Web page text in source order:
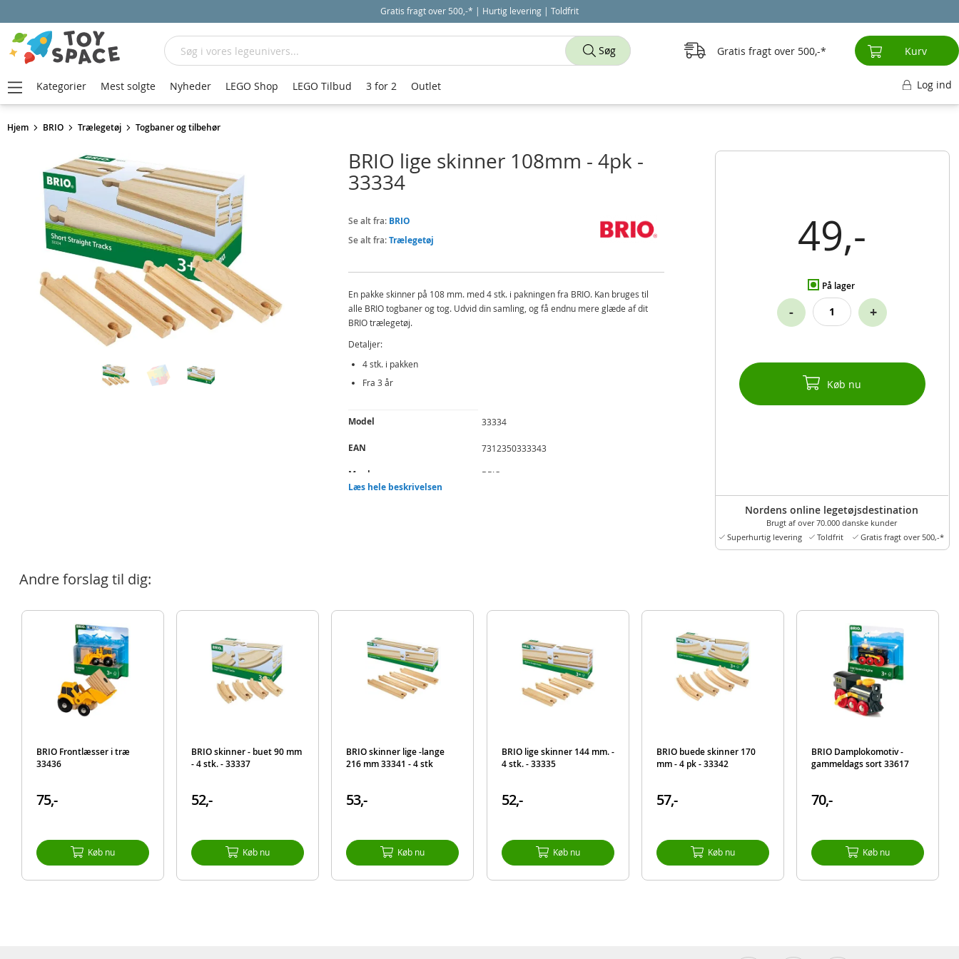
Gratis fragt over 500,-* | Hurtig levering | Toldfrit
Hjem BRIO Trælegetøj Togbaner og tilbehør
49,-
På lager
- +
Køb nu
Nordens online legetøjsdestination
Brugt af over 70.000 danske kunder
Superhurtig levering
Toldfrit Gratis fragt over 500,-*
BRIO lige skinner 108mm - 4pk -
33334
Se alt fra: BRIO
Se alt fra:Trælegetøj
En pakke skinner på 108 mm. med 4 stk. i pakningen fra BRIO. Kan bruges til
alle BRIO togbaner og tog. Udvid din samling, og få endnu mere glæde af dit
BRIO trælegetøj.
Detaljer:
4 stk. i pakken
Fra 3 år
Produktdetaljer
Model 33334
EAN 7312350333343
Mærke BRIO
Læs hele beskrivelsen
Andre forslag til dig:
BRIO Frontlæsser i træ
33436
75,-
Køb nu
BRIO skinner - buet 90 mm
- 4 stk. - 33337
52,-
Køb nu
BRIO skinner lige -lange
216 mm 33341 - 4 stk
53,-
Køb nu
BRIO lige skinner 144 mm. -
4 stk. - 33335
52,-
Køb nu
BRIO buede skinner 170
mm - 4 pk - 33342
57,-
Køb nu
BRIO Damplokomotiv -
gammeldags sort 33617
70,-
Køb nu
Søg
Søg Gratis fragt over 500,- Kurv
Kategorier Mest solgte Nyheder LEGO Shop LEGO Tilbud 3 for 2 Outlet Log ind